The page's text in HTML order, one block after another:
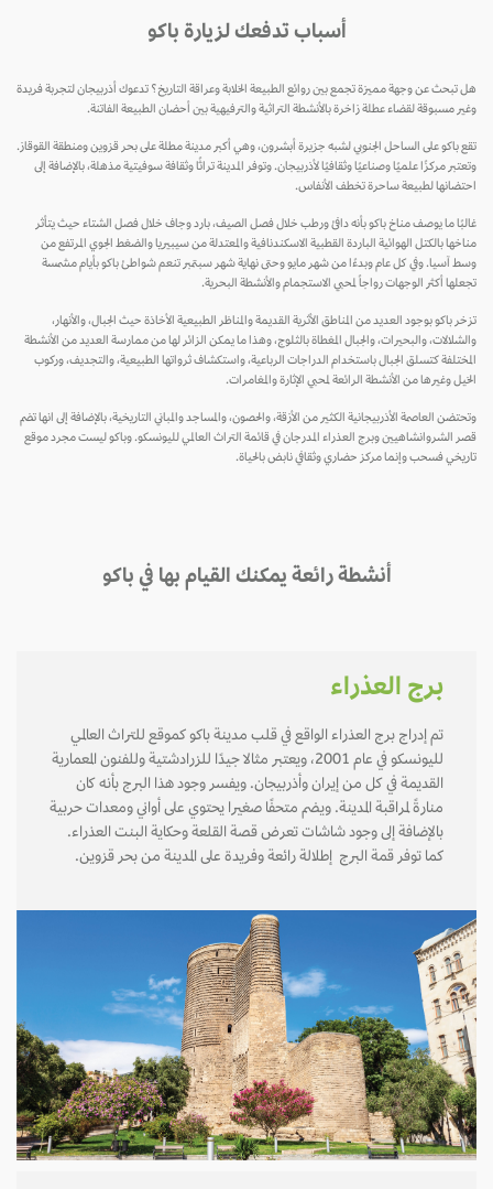
أسباب تدفعك لزيارة باكو
هل تبحث عن وجهة مميزة تجمع بين روائع الطبيعة الخلابة وعراقة التاريخ؟ تدعوك أذربيجان لتجربة فريدة
وغير مسبوقة لقضاء عطلة زاخرة بالأنشطة التراثية والترفيهية بين أحضان الطبيعة الفاتنة.
تقع باكو على الساحل الجنوبي لشبه جزيرة أبشرون، وهي أكبر مدينة مطلة على بحر قزوين ومنطقة القوقاز.
وتعتبر مركزًا علميًا وصناعيًا وثقافيًا لأذربيجان. وتوفر المدينة تراثًا وثقافة سوفيتية مذهلة، بالإضافة إلى
احتضانها لطبيعة ساحرة تخطف الأنفاس.
غالبًا ما يوصف مناخ باكو بأنه دافئ ورطب خلال فصل الصيف، بارد وجاف خلال فصل الشتاء حيث يتأثر
مناخها بالكتل الهوائية الباردة القطبية الاسكندنافية والمعتدلة من سيبيريا والضغط الجوي المرتفع من
وسط آسيا. وفي كل عام وبدءًا من شهر مايو وحتى نهاية شهر سبتمبر تنعم شواطئ باكو بأيام مشمسة
تجعلها أكثر الوجهات رواجاً لمحبي الاستجمام والأنشطة البحرية.
تزخر باكو بوجود العديد من المناطق الأثرية القديمة والمناظر الطبيعية الأخاذة حيث الجبال، والأنهار،
والشلالات، والبحيرات، والجبال المغطاة بالثلوج، وهذا ما يمكن الزائر لها من ممارسة العديد من الأنشطة
المختلفة كتسلق الجبال باستخدام الدراجات الرباعية، واستكشاف ثرواتها الطبيعية، والتجديف، وركوب
الخيل وغيرها من الأنشطة الرائعة لمحبي الإثارة والمغامرات.
وتحتضن العاصمة الأذربيجانية الكثير من الأزقة، والحصون، والمساجد والمباني التاريخية، بالإضافة إلى انها تضم
قصر الشروانشاهيين وبرج العذراء المدرجان في قائمة التراث العالمي لليونسكو. وباكو ليست مجرد موقع
تاريخي فسحب وإنما مركز حضاري وثقافي نابض بالحياة.
أنشطة رائعة يمكنك القيام بها في باكو
برج العذراء
تم إدراج برج العذراء الواقع في قلب مدينة باكو كموقع للتراث العالمي
لليونسكو في عام 2001، ويعتبر مثالا جيدًا للزرادشتية وللفنون المعمارية
القديمة في كل من إيران وأذربيجان. ويفسر وجود هذا البرج بأنه كان
منارةً لمراقبة المدينة. ويضم متحفًا صغيرا يحتوي على أواني ومعدات حربية
بالإضافة إلى وجود شاشات تعرض قصة القلعة وحكاية البنت العذراء.
كما توفر قمة البرج إطلالة رائعة وفريدة على المدينة من بحر قزوين.